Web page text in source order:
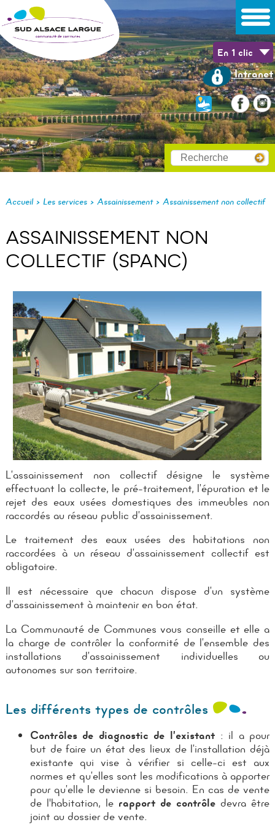
En 1 clic
Intranet
Accueil> Les services> Assainissement> Assainissement non collectif
ASSAINISSEMENT NON
COLLECTIF (SPANC)
L’assainissement non collectif désigne le système
effectuant la collecte, le pré-traitement, l’épuration et le
rejet des eaux usées domestiques des immeubles non
raccordés au réseau public d’assainissement.
Le traitement des eaux usées des habitations non
raccordées à un réseau d’assainissement collectif est
obligatoire.
Il est nécessaire que chacun dispose d’un système
d’assainissement à maintenir en bon état.
La Communauté de Communes vous conseille et elle a
la charge de contrôler la conformité de l’ensemble des
installations d’assainissement individuelles ou
autonomes sur son territoire.
Les différents types de contrôles
Contrôles de diagnostic de l’existant : il a pour
but de faire un état des lieux de l’installation déjà
existante qui vise à vérifier si celle-ci est aux
normes et qu’elles sont les modifications à apporter
pour qu’elle le devienne si besoin. En cas de vente
de l'habitation, le rapport de contrôle devra être
joint au dossier de vente.